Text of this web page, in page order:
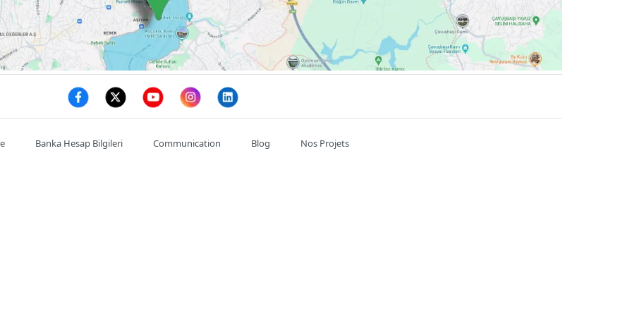
Banka Hesap Bilgileri Communication Blog Nos Projets